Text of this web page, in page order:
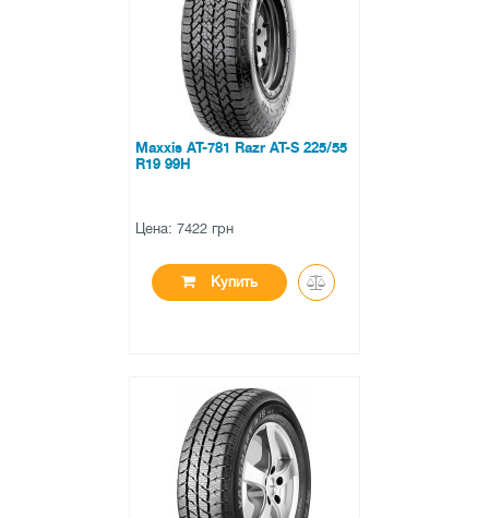
0 отзывов
Maxxis AT-781 Razr AT-S 225/55
R19 99H
Цена: 7422 грн
Купить
в наличии
0 отзывов